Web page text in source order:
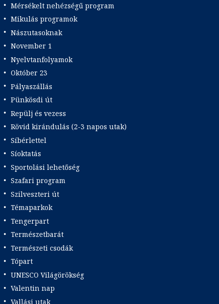
Mérsékelt nehézségű program
Mikulás programok
Nászutasoknak
November 1
Nyelvtanfolyamok
Október 23
Pályaszállás
Pünkösdi út
Repülj és vezess
Rövid kirándulás (2-3 napos utak)
Síbérlettel
Síoktatás
Sportolási lehetőség
Szafari program
Szilveszteri út
Témaparkok
Tengerpart
Természetbarát
Természeti csodák
Tópart
UNESCO Világörökség
Valentin nap
Vallási utak